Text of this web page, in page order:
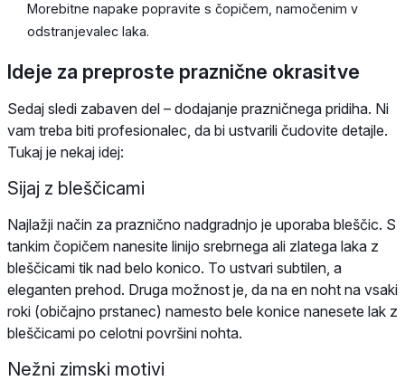
Morebitne napake popravite s čopičem, namočenim v
odstranjevalec laka.
Ideje za preproste praznične okrasitve
Sedaj sledi zabaven del – dodajanje prazničnega pridiha. Ni
vam treba biti profesionalec, da bi ustvarili čudovite detajle.
Tukaj je nekaj idej:
Sijaj z bleščicami
Najlažji način za praznično nadgradnjo je uporaba bleščic. S
tankim čopičem nanesite linijo srebrnega ali zlatega laka z
bleščicami tik nad belo konico. To ustvari subtilen, a
eleganten prehod. Druga možnost je, da na en noht na vsaki
roki (običajno prstanec) namesto bele konice nanesete lak z
bleščicami po celotni površini nohta.
Nežni zimski motivi